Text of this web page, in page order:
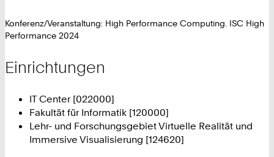
Konferenz/Veranstaltung: High Performance Computing. ISC High
Performance 2024
Einrichtungen
IT Center [022000]
Fakultät für Informatik [120000]
Lehr- und Forschungsgebiet Virtuelle Realität und
Immersive Visualisierung [124620]